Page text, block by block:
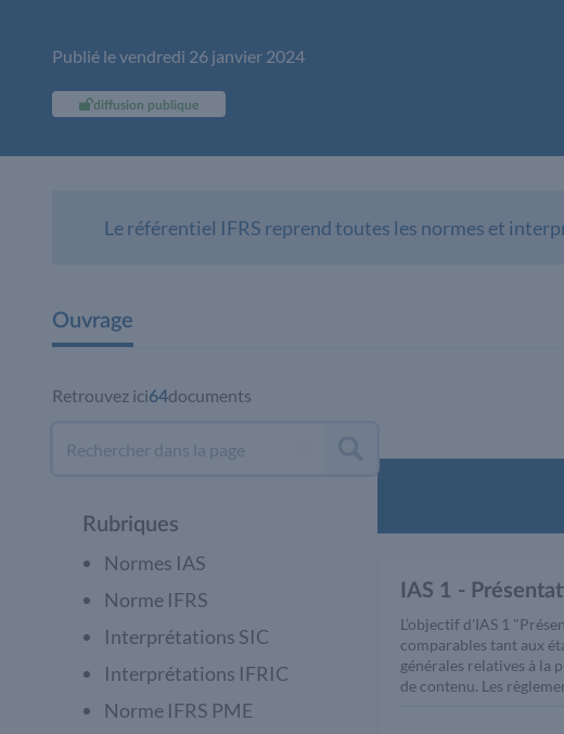
Publié le vendredi 26 janvier 2024
diffusion publique
Le référentiel IFRS reprend toutes les normes et
Ouvrage
Retrouvez ici64documents
Rubriques
Normes IAS
Norme IFRS
Interprétations SIC
Interprétations IFRIC
Norme IFRS PME
IAS 1 -
L’objectif d'IAS 1
comparables tant aux
générales relatives à la
de contenu. Les